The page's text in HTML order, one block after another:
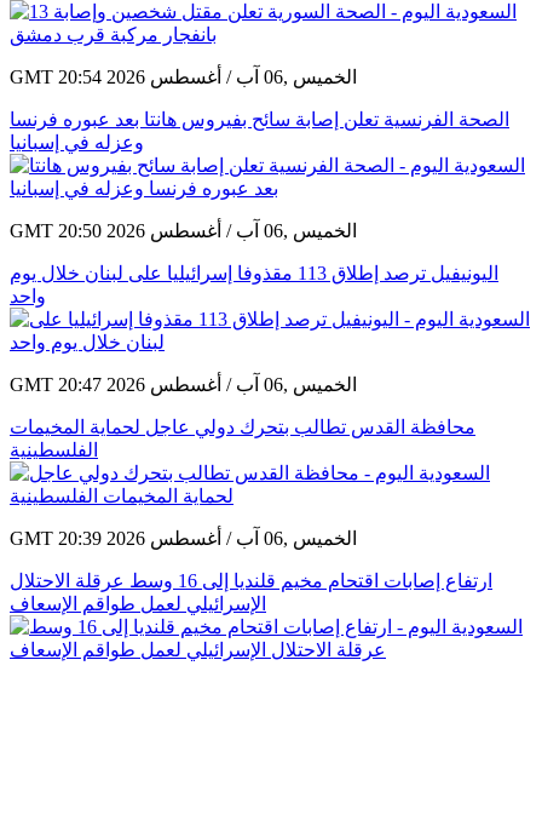
GMT 20:54 2026 الخميس ,06 آب / أغسطس
الصحة الفرنسية تعلن إصابة سائح بفيروس هانتا بعد عبوره فرنسا
وعزله في إسبانيا
GMT 20:50 2026 الخميس ,06 آب / أغسطس
اليونيفيل ترصد إطلاق 113 مقذوفا إسرائيليا على لبنان خلال يوم
واحد
GMT 20:47 2026 الخميس ,06 آب / أغسطس
محافظة القدس تطالب بتحرك دولي عاجل لحماية المخيمات
الفلسطينية
GMT 20:39 2026 الخميس ,06 آب / أغسطس
ارتفاع إصابات اقتحام مخيم قلنديا إلى 16 وسط عرقلة الاحتلال
الإسرائيلي لعمل طواقم الإسعاف